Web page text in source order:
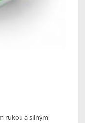
rukou a silným